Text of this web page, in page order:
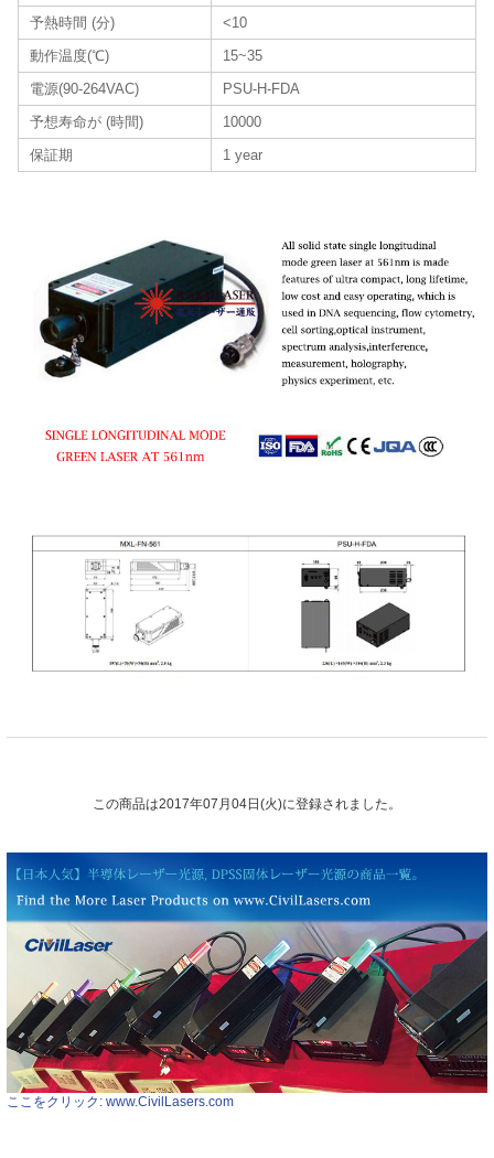
予熱時間 (分)
<10
動作温度(℃)
15~35
電源(90-264VAC)
PSU-H-FDA
予想寿命が (時間)
10000
保証期
1 year
この商品は2017年07月04日(火)に登録されました。
ここをクリック: www.CivilLasers.com